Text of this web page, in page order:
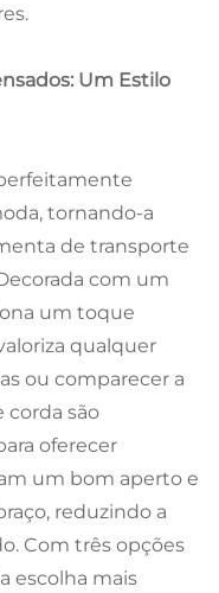
Um Estilo
tornando-a
de transporte
com um
um toque
qualquer
ou comparecer a
corda são
oferecer
um bom aperto e
reduzindo a
Com três opções
escolha mais